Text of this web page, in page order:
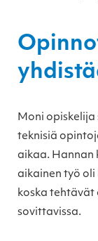
Moni
teknisiä
aikaa. Hannan
aikainen työ
koska
sovittavissa.